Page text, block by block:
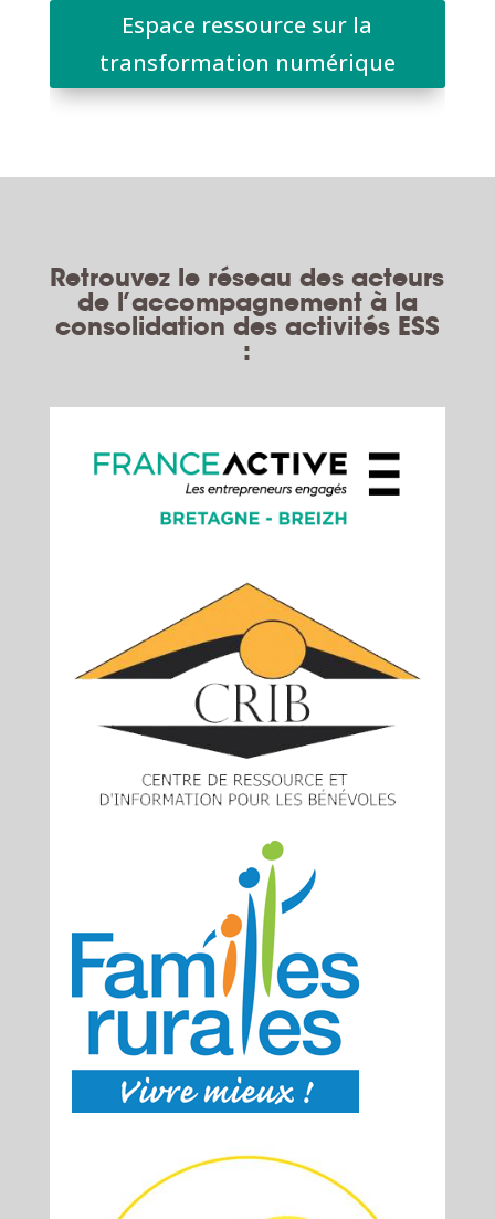
Espace ressource sur la
transformation numérique
Retrouvez le réseau des acteurs
de l’accompagnement à la
consolidation des activités ESS
: